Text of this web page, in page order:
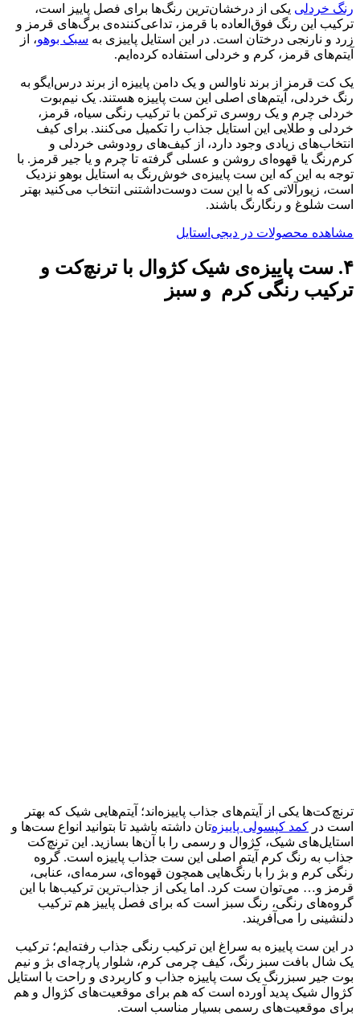
رنگ خردلی یکی از درخشان‌ترین رنگ‌ها برای فصل پاییز است،
ترکیب این رنگ فوق‌العاده با قرمز، تداعی‌کننده‌ی برگ‌های قرمز و
زرد و نارنجی درختان است. در این استایل پاییزی به سبک بوهو، از
آیتم‌های قرمز، کرم و خردلی استفاده کرده‌ایم.
یک کت قرمز از برند ناوالس و یک دامن پاییزه از برند درس‌ایگو به
رنگ خردلی، آیتم‌های اصلی این ست پاییزه هستند. یک نیم‌بوت
خردلی چرم و یک روسری ترکمن با ترکیب رنگی سیاه، قرمز،
خردلی و طلایی این استایل جذاب را تکمیل می‌کنند. برای کیف
انتخاب‌های زیادی وجود دارد، از کیف‌های رودوشی خردلی و
کرم‌رنگ یا قهوه‌ای روشن و عسلی گرفته تا چرم و یا جیر قرمز. با
توجه به این که این ست پاییزه‌ی خوش‌رنگ به استایل بوهو نزدیک
است، زیورآلاتی که با این ست دوست‌داشتنی انتخاب می‌کنید بهتر
است شلوغ و رنگارنگ باشند.
مشاهده محصولات در دیجی‌استایل
۴. ست پاییزه‌ی شیک کژوال با ترنچ‌کت و
ترکیب رنگی کرم و سبز
ترنچ‌کت‌ها یکی از آیتم‌های جذاب پاییزه‌اند؛ آیتم‌هایی شیک که بهتر
است در کمد کپسولی پاییزه‌تان داشته باشید تا بتوانید انواع ست‌ها و
استایل‌های شیک، کژوال و رسمی را با آن‌ها بسازید. این ترنچ‌کت
جذاب به رنگ کرم آیتم اصلی این ست جذاب پاییزه است. گروه
رنگی کرم و بژ را با رنگ‌هایی همچون قهوه‌ای، سرمه‌ای، عنابی،
قرمز و… می‌توان ست کرد. اما یکی از جذاب‌ترین ترکیب‌ها با این
گروه‌های رنگی، رنگ سبز است که برای فصل پاییز هم ترکیب
دلنشینی را می‌آفریند.
در این ست پاییزه به سراغ این ترکیب رنگی جذاب رفته‌ایم؛ ترکیب
یک شال بافت سبز رنگ، کیف چرمی کرم، شلوار پارچه‌ای بژ و نیم
بوت جیر سبزرنگ یک ست پاییزه جذاب و کاربردی و راحت با استایل
کژوال شیک پدید آورده است که هم برای موقعیت‌های کژوال و هم
برای موقعیت‌های رسمی بسیار مناسب است.